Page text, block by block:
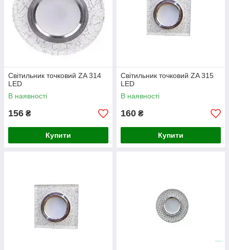
Світильник точковий ZA 314
LED
В наявності
156 ₴
Купити
Світильник точковий ZA 315
LED
В наявності
160 ₴
Купити